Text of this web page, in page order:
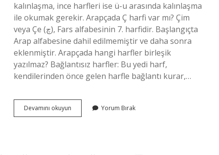
kalınlaşma, ince harfleri ise ü-u arasında kalınlaşma
ile okumak gerekir. Arapçada Ç harfi var mı? Çim
veya Çe (چ), Fars alfabesinin 7. harfidir. Başlangıçta
Arap alfabesine dahil edilmemiştir ve daha sonra
eklenmiştir. Arapçada hangi harfler birleşik
yazılmaz? Bağlantısız harfler: Bu yedi harf,
kendilerinden önce gelen harfle bağlantı kurar,…
Devamını okuyun Arapçada
Ü
Yorum Bırak